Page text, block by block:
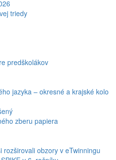
triedy
predškolákov
jazyka – okresné a krajské kolo
zberu papiera
rozširovali obzory v eTwinningu